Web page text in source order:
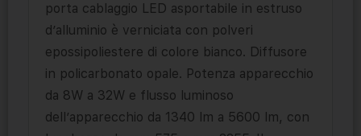
porta cablaggio LED asportabile in estruso
d’alluminio è verniciata con polveri
epossipoliestere di colore bianco. Diffusore
in policarbonato opale. Potenza apparecchio
da 8W a 32W e flusso luminoso
dell’apparecchio da 1340 lm a 5600 lm, con